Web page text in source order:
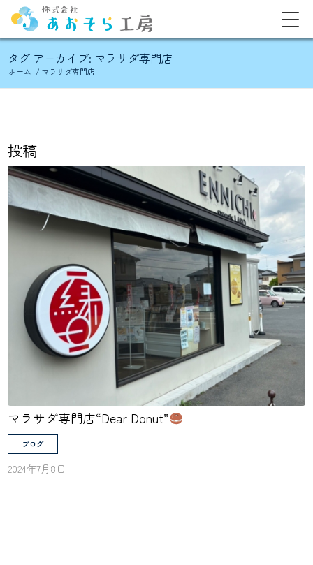
タグ アーカイブ: マラサダ専門店
ホーム / マラサダ専門店
投稿
マラサダ専門店“Dear Donut”
ブログ
2024年7月8日